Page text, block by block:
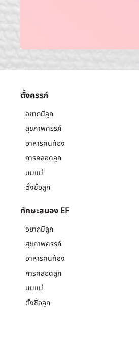
ตั้งครรภ์
อยากมีลูก
สุขภาพครรภ์
อาหารคนท้อง
การคลอดลูก
นมแม่
ตั้งชื่อลูก
ทักษะสมอง EF
อยากมีลูก
สุขภาพครรภ์
อาหารคนท้อง
การคลอดลูก
นมแม่
ตั้งชื่อลูก